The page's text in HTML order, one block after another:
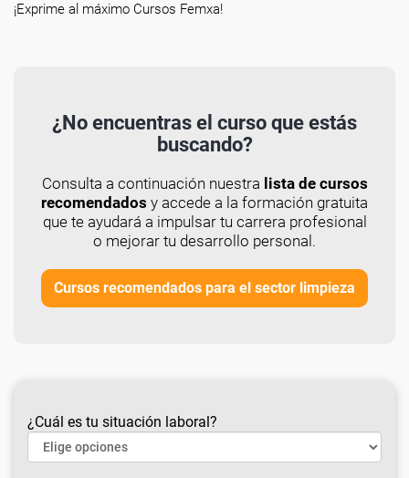
¡Exprime al máximo Cursos Femxa!
¿No encuentras el curso que estás
buscando?
Consulta a continuación nuestra lista de cursos
recomendados y accede a la formación gratuita
que te ayudará a impulsar tu carrera profesional
o mejorar tu desarrollo personal.
Cursos recomendados para el sector limpieza
¿Cuál es tu situación laboral?